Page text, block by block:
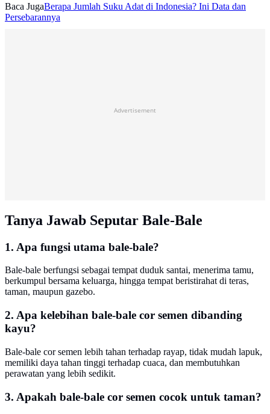
Baca JugaBerapa Jumlah Suku Adat di Indonesia? Ini Data dan
Persebarannya
Advertisement
Tanya Jawab Seputar Bale-Bale
1. Apa fungsi utama bale-bale?
Bale-bale berfungsi sebagai tempat duduk santai, menerima tamu,
berkumpul bersama keluarga, hingga tempat beristirahat di teras,
taman, maupun gazebo.
2. Apa kelebihan bale-bale cor semen dibanding
kayu?
Bale-bale cor semen lebih tahan terhadap rayap, tidak mudah lapuk,
memiliki daya tahan tinggi terhadap cuaca, dan membutuhkan
perawatan yang lebih sedikit.
3. Apakah bale-bale cor semen cocok untuk taman?